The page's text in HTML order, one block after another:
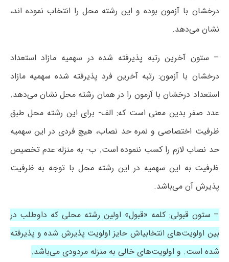
درخشان با آزمون بوده و این رشته محل را انتخاب نموده اند،
نشان می‌دهد.
– ستون آخرین رتبه پذیرفته شده در سهمیه مازاد استعداد
درخشان با آزمون: رتبه آخرین فرد پذیرفته شده سهمیه مازاد
استعداد درخشان با آزمون را در همان رشته محل نشان می‌دهد.
عدد صفر بدین معنی است که: الف- برای این رشته محل طبق
ظرفیت اختصاصی و نمره حد نصاب، هیچ فردی در این سهمیه
حد نصاب ﻻزم را کسب ننموده است. ب- به منزله‌ عدم تخصیص
ظرفیت به این سهمیه در این رشته محل با توجه به ظرفیت
پذیرش آن می‌باشد.
– ستون قبولی: کلمه «قبول» اولین رشته محلی که داوطلب در
بین اولویت‌های انتخابیاش حایز اولویت پذیرش شده و پذیرفته
شده است. و اولویت‌های خالی به منزله مردودی می‌باشد.